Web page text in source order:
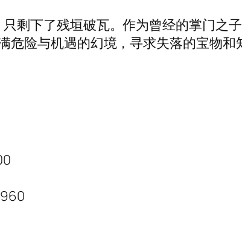
剩下了残垣破瓦。作为曾经的掌门之
险与机遇的幻境，寻求失落的宝物